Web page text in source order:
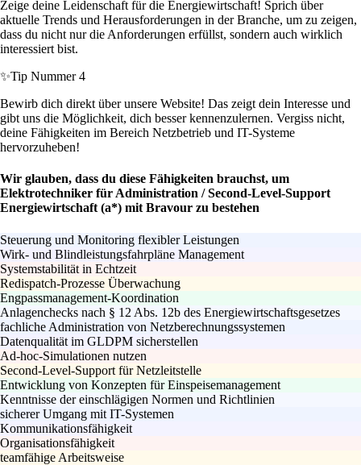
Zeige deine Leidenschaft für die Energiewirtschaft! Sprich über
aktuelle Trends und Herausforderungen in der Branche, um zu zeigen,
dass du nicht nur die Anforderungen erfüllst, sondern auch wirklich
interessiert bist.
✨Tip Nummer 4
Bewirb dich direkt über unsere Website! Das zeigt dein Interesse und
gibt uns die Möglichkeit, dich besser kennenzulernen. Vergiss nicht,
deine Fähigkeiten im Bereich Netzbetrieb und IT-Systeme
hervorzuheben!
Wir glauben, dass du diese Fähigkeiten brauchst, um
Elektrotechniker für Administration / Second-Level-Support
Energiewirtschaft (a*) mit Bravour zu bestehen
Steuerung und Monitoring flexibler Leistungen
Wirk- und Blindleistungsfahrpläne Management
Systemstabilität in Echtzeit
Redispatch-Prozesse Überwachung
Engpassmanagement-Koordination
Anlagenchecks nach § 12 Abs. 12b des Energiewirtschaftsgesetzes
fachliche Administration von Netzberechnungssystemen
Datenqualität im GLDPM sicherstellen
Ad-hoc-Simulationen nutzen
Second-Level-Support für Netzleitstelle
Entwicklung von Konzepten für Einspeisemanagement
Kenntnisse der einschlägigen Normen und Richtlinien
sicherer Umgang mit IT-Systemen
Kommunikationsfähigkeit
Organisationsfähigkeit
teamfähige Arbeitsweise